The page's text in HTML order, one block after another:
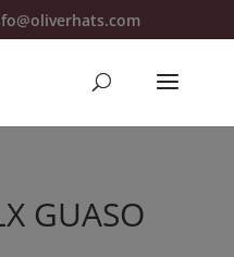
GUASO